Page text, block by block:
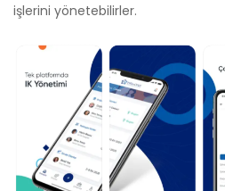
işlerini yönetebilirler.